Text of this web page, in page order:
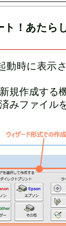
ト！あたら
動時に表示
規作成する
みファイル